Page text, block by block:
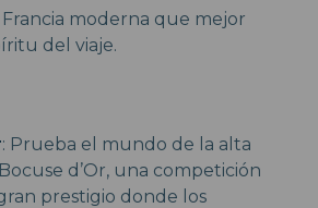
moderna que mejor
del viaje.
: Prueba el mundo de la alta
d’Or, una competición
prestigio donde los